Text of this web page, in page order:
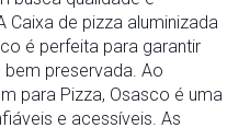
Caixa de pizza aluminizada
é perfeita para garantir
bem preservada. Ao
para Pizza, Osasco é uma
e acessíveis. As